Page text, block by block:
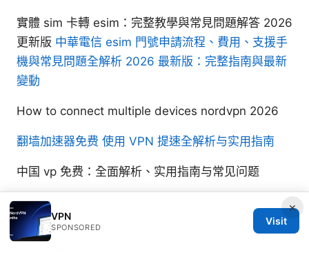
實體 sim 卡轉 esim：完整教學與常見問題解答 2026
更新版 中華電信 esim 門號申請流程、費用、支援手
機與常見問題全解析 2026 最新版：完整指南與最新
變動
How to connect multiple devices nordvpn 2026
翻墙加速器免费 使用 VPN 提速全解析与实用指南
中国 vp 免费：全面解析、实用指南与常见问题
×
VPN
SPONSORED
Visit